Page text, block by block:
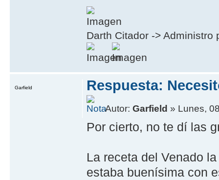
Darth Citador -> Administro
Respuesta:
Autor:Garfield » Lunes,
Por cierto, no te dí las
La receta del Venado
estaba buenísima con
Garfield